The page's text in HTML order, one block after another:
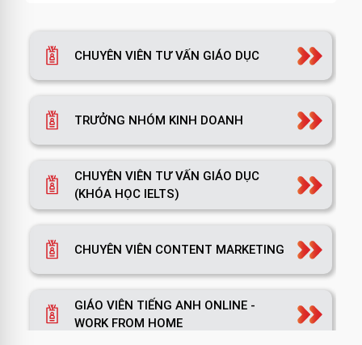
CHUYÊN VIÊN TƯ VẤN GIÁO DỤC
TRƯỞNG NHÓM KINH DOANH
CHUYÊN VIÊN TƯ VẤN GIÁO DỤC
(KHÓA HỌC IELTS)
CHUYÊN VIÊN CONTENT MARKETING
GIÁO VIÊN TIẾNG ANH ONLINE -
WORK FROM HOME